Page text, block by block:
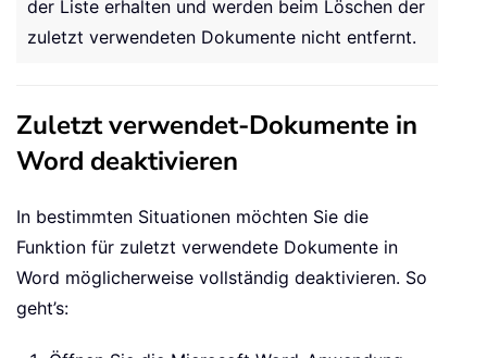
der Liste erhalten und werden beim Löschen der
zuletzt verwendeten Dokumente nicht entfernt.
Zuletzt verwendet-Dokumente in
Word deaktivieren
In bestimmten Situationen möchten Sie die
Funktion für zuletzt verwendete Dokumente in
Word möglicherweise vollständig deaktivieren. So
geht’s: